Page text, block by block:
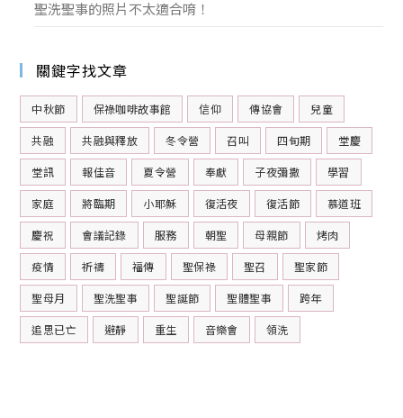
聖洗聖事的照片不太適合唷！
關鍵字找文章
中秋節 保祿咖啡故事館 信仰 傳協會 兒童
共融 共融與釋放 冬令營 召叫 四旬期 堂慶
堂訊 報佳音 夏令營 奉獻 子夜彌撒 學習
家庭 將臨期 小耶穌 復活夜 復活節 慕道班
慶祝 會議記錄 服務 朝聖 母親節 烤肉
疫情 祈禱 福傳 聖保祿 聖召 聖家節
聖母月 聖洗聖事 聖誕節 聖體聖事 跨年
追思已亡 避靜 重生 音樂會 領洗